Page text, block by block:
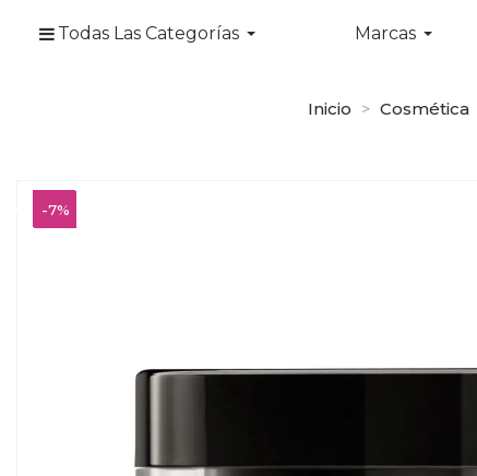
Todas Las Categorías Marcas
Inicio Cosmética
-7%
-7%